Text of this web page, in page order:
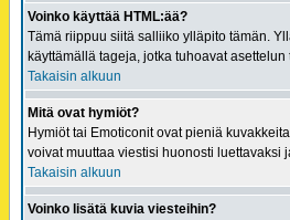
Voinko käyttää HTML:ää?
Tämä riippuu siitä salliiko ylläpito tämän.
käyttämällä tageja, jotka tuhoavat
Takaisin alkuun
Mitä ovat hymiöt?
Hymiöt tai Emoticonit ovat pieniä
voivat muuttaa viestisi huonosti luettavaksi
Takaisin alkuun
Voinko lisätä kuvia viesteihin?